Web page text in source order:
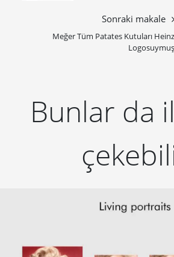
Sonraki makale
Meğer Tüm Patates Kutuları Heinz
Logosuymuş
Bunlar da